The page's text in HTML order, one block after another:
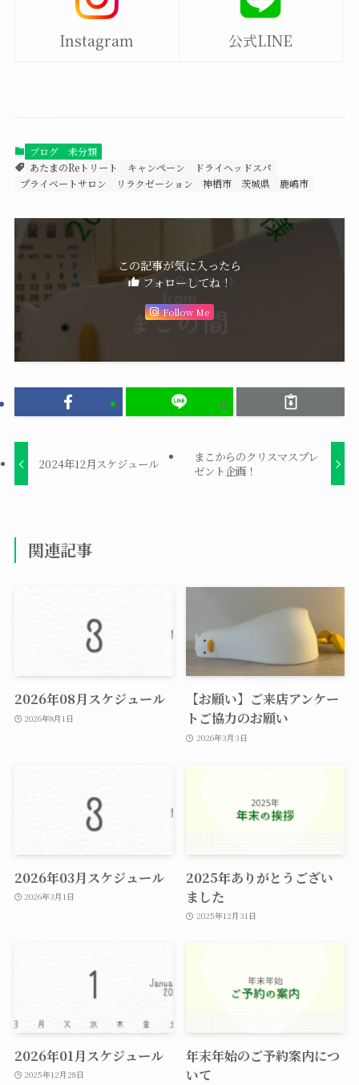
Instagram 公式LINE
ブログ
未分類
あたまのReトリート
キャンペーン
ドライヘッドスパ
プライベートサロン
リラクゼーション 神栖市 茨城県 鹿嶋市
この記事が気に入ったら
フォローしてね！
Follow Me
2024年12月スケジュール
まこからのクリスマスプレ
ゼント企画！
関連記事
2026年08月スケジュール
2026年8月1日
【お願い】ご来店アンケー
トご協力のお願い
2026年3月3日
2026年03月スケジュール
2026年3月1日
2025年ありがとうござい
ました
2025年12月31日
2026年01月スケジュール
2025年12月28日
年末年始のご予約案内につ
いて